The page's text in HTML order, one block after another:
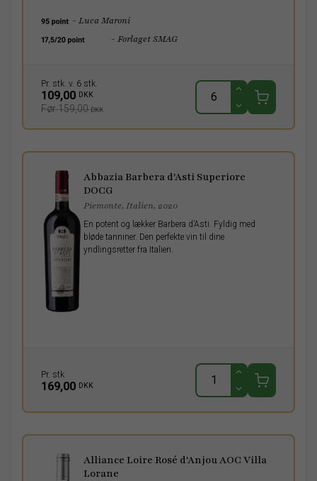
- Luca Maroni
- Forlaget SMAG
Pr. stk. v. 6 stk.
109,00 DKK
Før 159,00DKK
Abbazia Barbera d'Asti Superiore
DOCG
Piemonte, Italien, 2020
En potent og lækker Barbera d’Asti. Fyldig med
bløde tanniner. Den perfekte vin til dine
yndlingsretter fra Italien.
Pr. stk.
169,00 DKK
Alliance Loire Rosé d'Anjou AOC Villa
Lorane